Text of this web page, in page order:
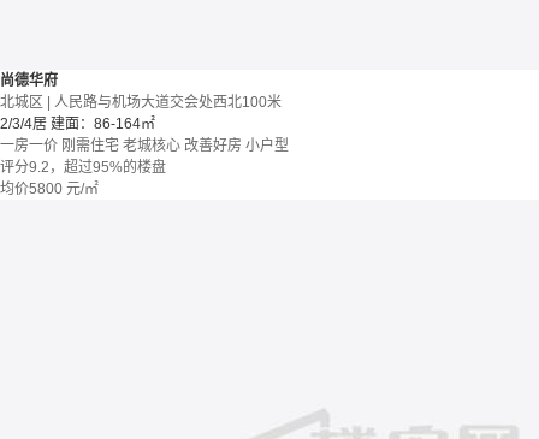
尚德华府
北城区 | 人民路与机场大道交会处西北100米
2/3/4居 建面：86-164㎡
一房一价 刚需住宅 老城核心 改善好房 小户型
评分9.2，超过95%的楼盘
均价5800 元/㎡